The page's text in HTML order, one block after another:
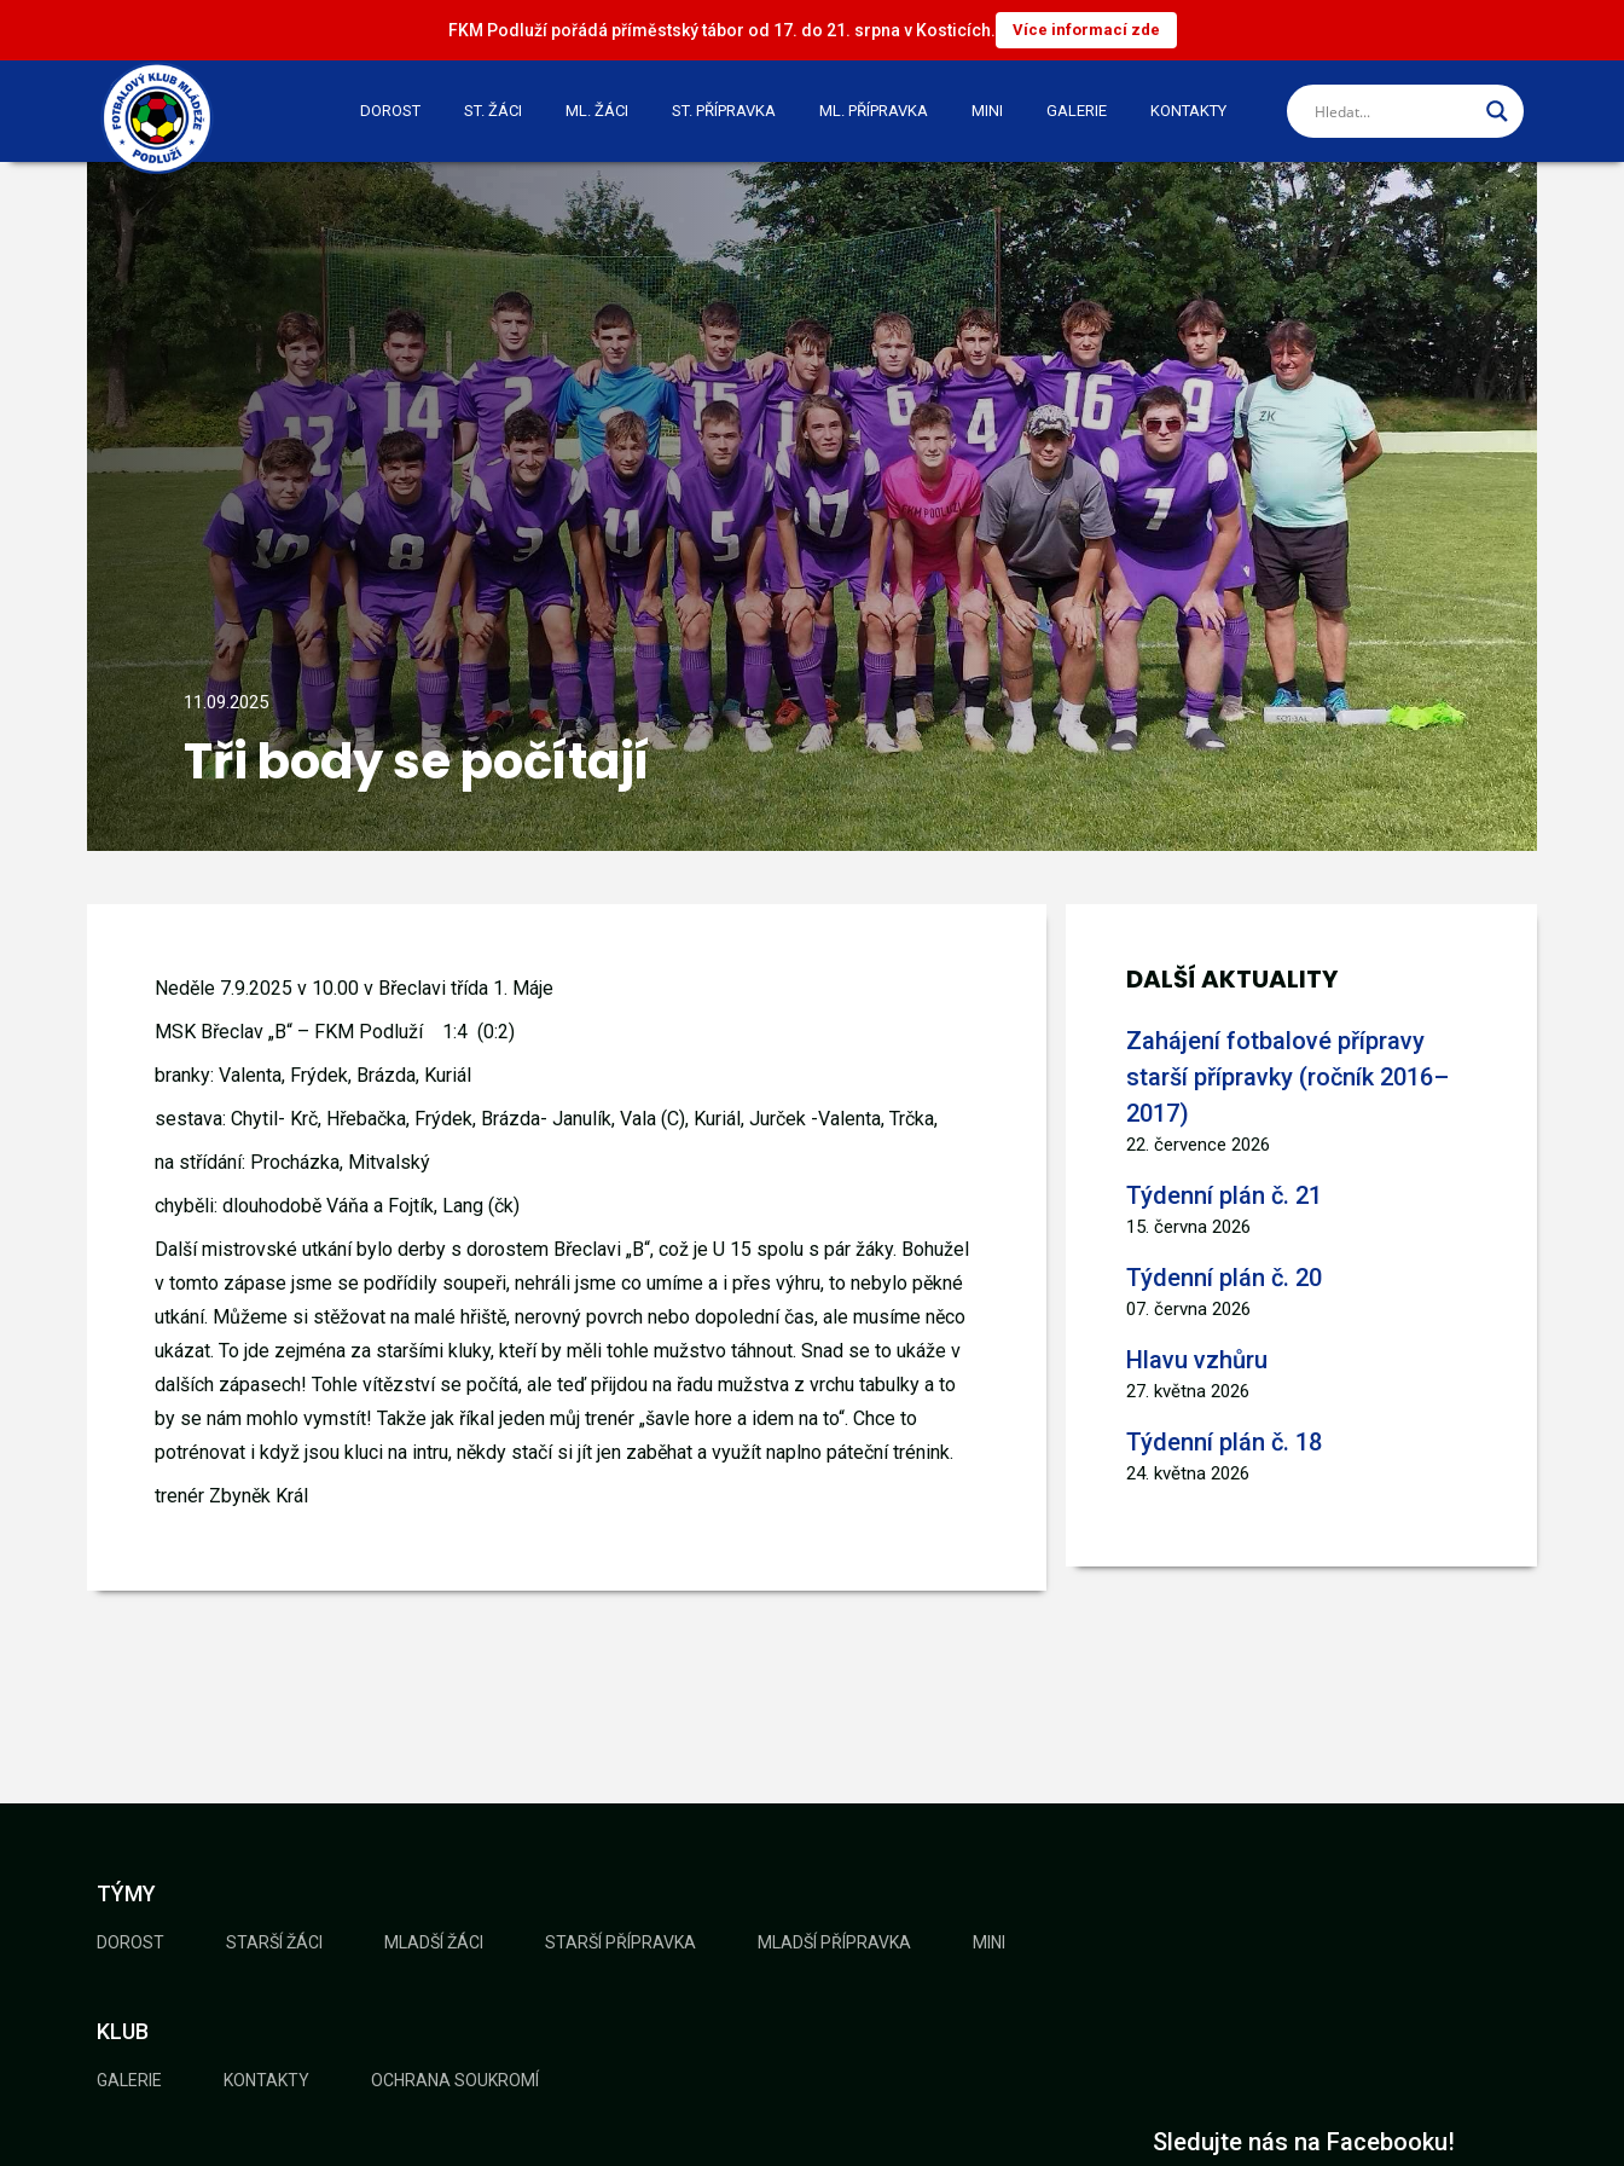
FKM Podluží pořádá příměstský tábor od 17. do 21. srpna v Kosticích. Více informací zde
DOROST ST. ŽÁCI ML. ŽÁCI ST. PŘÍPRAVKA ML. PŘÍPRAVKA MINI GALERIE KONTAKTY
11.09.2025
Tři body se počítají
Neděle 7.9.2025 v 10.00 v Břeclavi třída 1. Máje
MSK Břeclav „B“ – FKM Podluží 1:4 (0:2)
branky: Valenta, Frýdek, Brázda, Kuriál
sestava: Chytil- Krč, Hřebačka, Frýdek, Brázda- Janulík, Vala (C), Kuriál, Jurček -Valenta, Trčka,
na střídání: Procházka, Mitvalský
chyběli: dlouhodobě Váňa a Fojtík, Lang (čk)
Další mistrovské utkání bylo derby s dorostem Břeclavi „B“, což je U 15 spolu s pár žáky. Bohužel
v tomto zápase jsme se podřídily soupeři, nehráli jsme co umíme a i přes výhru, to nebylo pěkné
utkání. Můžeme si stěžovat na malé hřiště, nerovný povrch nebo dopolední čas, ale musíme něco
ukázat. To jde zejména za staršími kluky, kteří by měli tohle mužstvo táhnout. Snad se to ukáže v
dalších zápasech! Tohle vítězství se počítá, ale teď přijdou na řadu mužstva z vrchu tabulky a to
by se nám mohlo vymstít! Takže jak říkal jeden můj trenér „šavle hore a idem na to“. Chce to
potrénovat i když jsou kluci na intru, někdy stačí si jít jen zaběhat a využít naplno páteční trénink.
trenér Zbyněk Král
DALŠÍ AKTUALITY
Zahájení fotbalové přípravy
starší přípravky (ročník 2016–
2017)
22. července 2026
Týdenní plán č. 21
15. června 2026
Týdenní plán č. 20
07. června 2026
Hlavu vzhůru
27. května 2026
Týdenní plán č. 18
24. května 2026
TÝMY
DOROST STARŠÍ ŽÁCI MLADŠÍ ŽÁCI STARŠÍ PŘÍPRAVKA MLADŠÍ PŘÍPRAVKA MINI
KLUB
GALERIE KONTAKTY OCHRANA SOUKROMÍ
Sledujte nás na Facebooku!